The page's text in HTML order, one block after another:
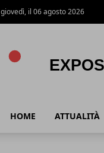
giovedì, il 06 agosto 2026
HOME ATTUALITÀ